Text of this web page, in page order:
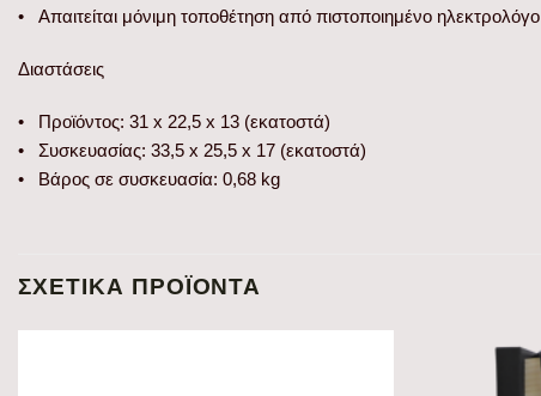
• Απαιτείται μόνιμη τοποθέτηση από πιστοποιημένο ηλεκτρολόγο
Διαστάσεις
• Προϊόντος: 31 x 22,5 x 13 (εκατοστά)
• Συσκευασίας: 33,5 x 25,5 x 17 (εκατοστά)
• Βάρος σε συσκευασία: 0,68 kg
ΣΧΕΤΙΚΆ ΠΡΟΪΌΝΤΑ